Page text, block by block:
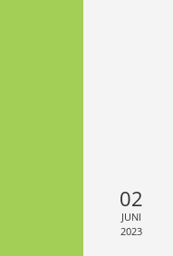
02
JUNI
2023